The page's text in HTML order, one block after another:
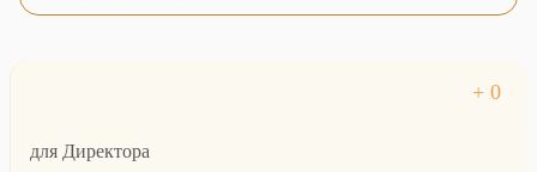
для Директора